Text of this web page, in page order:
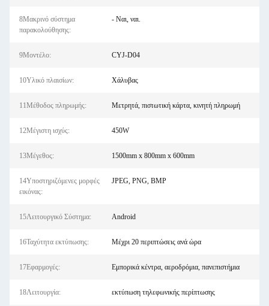
8Μακρινό σύστημα
παρακολούθησης:
- Ναι, ναι.
9Μοντέλο: CYJ-D04
10Υλικό πλαισίων: Χάλυβας
11Μέθοδος πληρωμής: Μετρητά, πιστωτική κάρτα, κινητή πληρωμή
12Μέγιστη ισχύς: 450W
13Μέγεθος: 1500mm x 800mm x 600mm
14Υποστηριζόμενες μορφές
εικόνας:
JPEG, PNG, BMP
15Λειτουργικό Σύστημα: Android
16Ταχύτητα εκτύπωσης: Μέχρι 20 περιπτώσεις ανά ώρα
17Εφαρμογές: Εμπορικά κέντρα, αεροδρόμια, πανεπιστήμια
18Λειτουργία: εκτύπωση τηλεφωνικής περίπτωσης